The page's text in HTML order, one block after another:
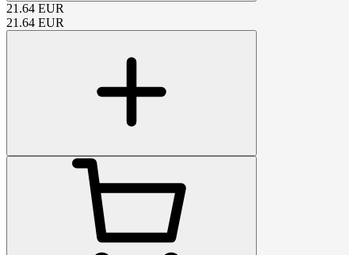
21.64 EUR
21.64 EUR